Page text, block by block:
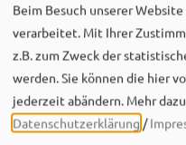
Beim Besuch unserer
verarbeitet. Mit Ihrer
z.B. zum Zweck der
werden. Sie können die hier
jederzeit abändern. Mehr
Datenschutzerklärung /